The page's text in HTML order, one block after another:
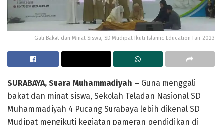
Gali Bakat dan Minat Siswa, SD Mudipat Ikuti Islamic Education Fair 2023
SURABAYA, Suara Muhammadiyah – Guna menggali
bakat dan minat siswa, Sekolah Teladan Nasional SD
Muhammadiyah 4 Pucang Surabaya lebih dikenal SD
Mudipat mengikuti kegiatan pameran pendidikan di